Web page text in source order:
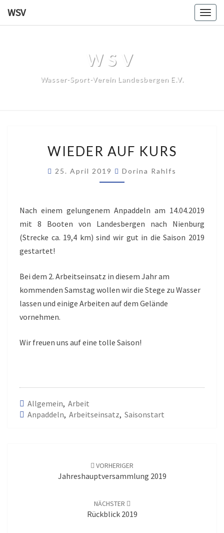
WSV
WSV
Wasser-Sport-Verein Landesbergen E.V.
AUF
WIEDER AUF KURS
25. April 2019 Dorina Rahlfs
Nach einem gelungenem Anpaddeln am 14.04.2019
mit 8 Booten von Landesbergen nach Nienburg
(Strecke ca. 19,4 km) sind wir gut in die Saison 2019
gestartet!
Bei dem 2. Arbeitseinsatz in diesem Jahr am
kommenden Samstag wollen wir die Stege zu Wasser
lassen und einige Arbeiten auf dem Gelände
vornehmen.
Wir freuen uns auf eine tolle Saison!
Allgemein, Arbeit
Anpaddeln, Arbeitseinsatz, Saisonstart
VORHERIGER
Jahreshauptversammlung 2019
NÄCHSTER
Rückblick 2019